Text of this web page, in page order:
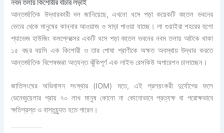
নবম তলায় কিশোরীর বাঁচার লড়াই
আন্তর্জাতিক উদ্ধারকারী দল জানিয়েছে, এখনো ধসে পড়া কয়েকটি বহুতল ভবনের
ভেতর থেকে মানুষের কান্নার আওয়াজ ও সাড়া পাওয়া যাচ্ছে। লা গুয়াইরা শহরের হুগো
শ্যাভেজ হাউজিং কমপ্লেক্সের একটি ধসে পড়া বহুতল ভবনের নবম তলায় আটকে থাকা
১৫ বছর বয়সি এক কিশোরী ও তার পোষা প্রাণীকে অক্ষত অবস্থায় উদ্ধার করতে
আন্তর্জাতিক বিশেষজ্ঞরা অত্যন্ত ঝুঁকিপূর্ণ এক লাইভ রেসকিউ অপারেশন চালাচ্ছেন।
জাতিসংঘের অভিবাসন সংস্থার (IOM) মতে, এই প্রলয়ংকরী দুর্যোগের ফলে
ভেনেজুয়েলার প্রায় ৭০ লাখ মানুষ কোনো না কোনোভাবে প্রত্যক্ষ বা পরোক্ষভাবে
ক্ষতিগ্রস্ত ও বাস্তুচ্যুত হতে পারেন।